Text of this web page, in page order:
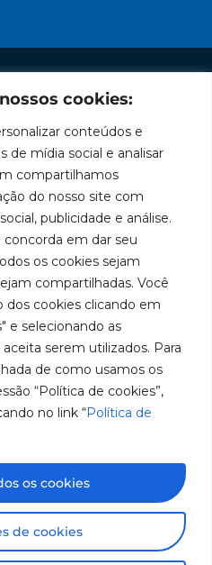
cookies:
conteúdos e
de mídia social e analisar
compartilhamos
do nosso site com
publicidade e análise.
concorda em dar seu
os cookies sejam
compartilhadas. Você
dos cookies clicando em
e selecionando as
serem utilizados. Para
de como usamos os
“Política de cookies”,
no link “Política de
de cookies
os cookies
Localização
Rua
Tiradentes,
931 – Anexo
Franchini,
50/96
Bairro: Santa
Terezinha
São Bernardo
do Campo –
SP
Fale
Conosco
SAC: 0800
019 5050
Redes
Facebook
LinkedIn
Instagram
Informações sujeitas a
Todos os direitos são